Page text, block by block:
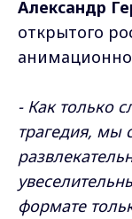
Александр
открытого
- Как только
трагедия, мы
формате